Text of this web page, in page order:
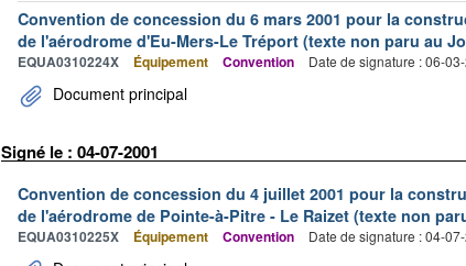
Convention de concession du 6 mars 2001 pour la
de l'aérodrome d'Eu-Mers-Le Tréport (texte non paru au
EQUA0310224X Équipement Convention Date de signature : 06-
Document principal
Signé le : 04-07-2001
Convention de concession du 4 juillet 2001 pour la
de l'aérodrome de Pointe-à-Pitre - Le Raizet (texte non
EQUA0310225X Équipement Convention Date de signature : 04-